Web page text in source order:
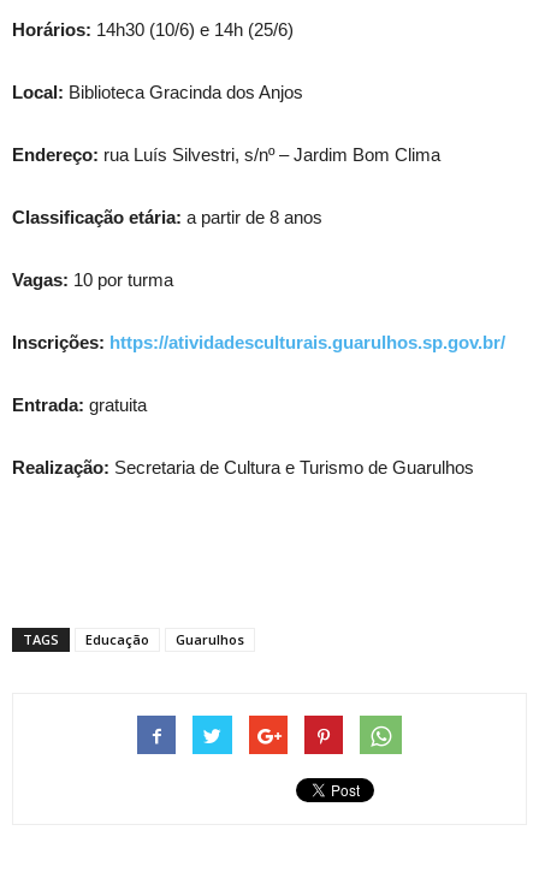
Horários: 14h30 (10/6) e 14h (25/6)
Local: Biblioteca Gracinda dos Anjos
Endereço: rua Luís Silvestri, s/nº – Jardim Bom Clima
Classificação etária: a partir de 8 anos
Vagas: 10 por turma
Inscrições: https://atividadesculturais.guarulhos.sp.gov.br/
Entrada: gratuita
Realização: Secretaria de Cultura e Turismo de Guarulhos
TAGS Educação Guarulhos